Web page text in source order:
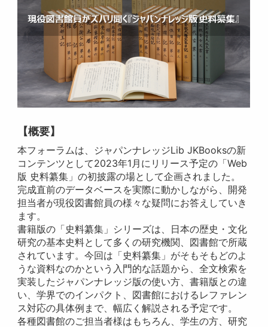
【概要】
本フォーラムは、ジャパンナレッジLib JKBooksの新
コンテンツとして2023年1月にリリース予定の「Web
版 史料纂集」の初披露の場として企画されました。
完成直前のデータベースを実際に動かしながら、開発
担当者が現役図書館員の様々な疑問にお答えしていき
ます。
書籍版の「史料纂集」シリーズは、日本の歴史・文化
研究の基本史料として多くの研究機関、図書館で所蔵
されています。今回は「史料纂集」がそもそもどのよ
うな資料なのかという入門的な話題から、全文検索を
実装したジャパンナレッジ版の使い方、書籍版との違
い、学界でのインパクト、図書館におけるレファレン
ス対応の具体例まで、幅広く解説される予定です。
各種図書館のご担当者様はもちろん、学生の方、研究